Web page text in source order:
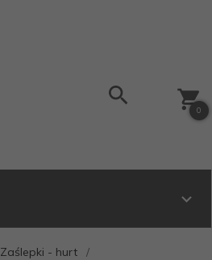
0
Zaślepki - hurt